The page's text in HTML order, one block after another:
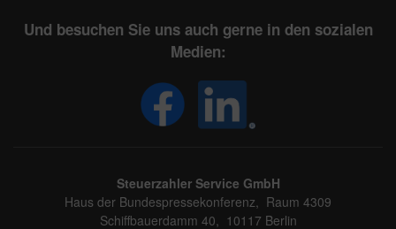
Und besuchen Sie uns auch gerne in den sozialen
Medien:
Steuerzahler Service GmbH
Haus der Bundespressekonferenz, Raum 4309
Schiffbauerdamm 40, 10117 Berlin